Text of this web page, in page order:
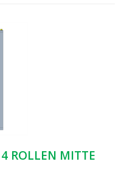
ROLLEN MITTE